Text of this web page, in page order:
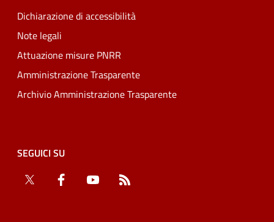
Dichiarazione di accessibilità
Note legali
Attuazione misure PNRR
Amministrazione Trasparente
Archivio Amministrazione Trasparente
SEGUICI SU
Twitter
Facebook YouTube